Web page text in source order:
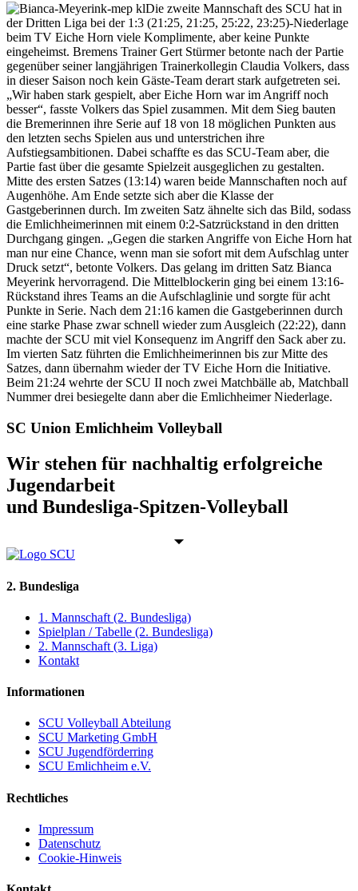
Die zweite Mannschaft des SCU hat in
der Dritten Liga bei der 1:3 (21:25, 21:25, 25:22, 23:25)-Niederlage
beim TV Eiche Horn viele Komplimente, aber keine Punkte
eingeheimst. Bremens Trainer Gert Stürmer betonte nach der Partie
gegenüber seiner langjährigen Trainerkollegin Claudia Volkers, dass
in dieser Saison noch kein Gäste-Team derart stark aufgetreten sei.
„Wir haben stark gespielt, aber Eiche Horn war im Angriff noch
besser“, fasste Volkers das Spiel zusammen. Mit dem Sieg bauten
die Bremerinnen ihre Serie auf 18 von 18 möglichen Punkten aus
den letzten sechs Spielen aus und unterstrichen ihre
Aufstiegsambitionen. Dabei schaffte es das SCU-Team aber, die
Partie fast über die gesamte Spielzeit ausgeglichen zu gestalten.
Mitte des ersten Satzes (13:14) waren beide Mannschaften noch auf
Augenhöhe. Am Ende setzte sich aber die Klasse der
Gastgeberinnen durch. Im zweiten Satz ähnelte sich das Bild, sodass
die Emlichheimerinnen mit einem 0:2-Satzrückstand in den dritten
Durchgang gingen. „Gegen die starken Angriffe von Eiche Horn hat
man nur eine Chance, wenn man sie sofort mit dem Aufschlag unter
Druck setzt“, betonte Volkers. Das gelang im dritten Satz Bianca
Meyerink hervorragend. Die Mittelblockerin ging bei einem 13:16-
Rückstand ihres Teams an die Aufschlaglinie und sorgte für acht
Punkte in Serie. Nach dem 21:16 kamen die Gastgeberinnen durch
eine starke Phase zwar schnell wieder zum Ausgleich (22:22), dann
machte der SCU mit viel Konsequenz im Angriff den Sack aber zu.
Im vierten Satz führten die Emlichheimerinnen bis zur Mitte des
Satzes, dann übernahm wieder der TV Eiche Horn die Initiative.
Beim 21:24 wehrte der SCU II noch zwei Matchbälle ab, Matchball
Nummer drei besiegelte dann aber die Emlichheimer Niederlage.
SC Union Emlichheim Volleyball
Wir stehen für nachhaltig erfolgreiche
Jugendarbeit
und Bundesliga-Spitzen-Volleyball
2. Bundesliga
1. Mannschaft (2. Bundesliga)
Spielplan / Tabelle (2. Bundesliga)
2. Mannschaft (3. Liga)
Kontakt
Informationen
SCU Volleyball Abteilung
SCU Marketing GmbH
SCU Jugendförderring
SCU Emlichheim e.V.
Rechtliches
Impressum
Datenschutz
Cookie-Hinweis